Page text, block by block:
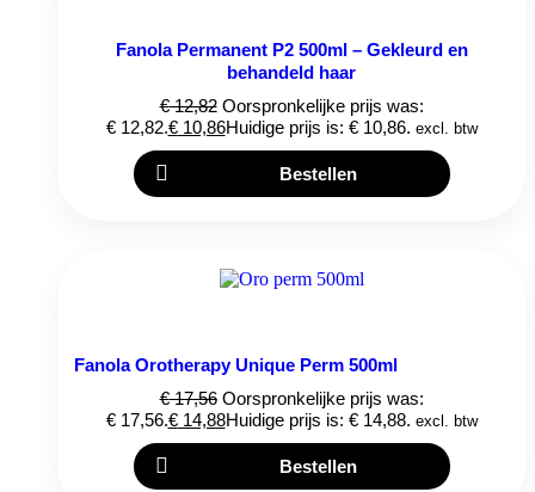
Fanola Permanent P2 500ml – Gekleurd en
behandeld haar
€12,82 Oorspronkelijke prijs was:
€ 12,82.€10,86Huidige prijs is: € 10,86. excl. btw
Bestellen
Fanola Orotherapy Unique Perm 500ml
€17,56 Oorspronkelijke prijs was:
€ 17,56.€14,88Huidige prijs is: € 14,88. excl. btw
Bestellen